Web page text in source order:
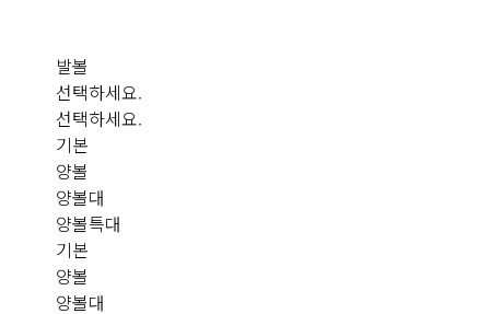
발볼
선택하세요.
선택하세요.
기본
양볼
양볼대
양볼특대
기본
양볼
양볼대